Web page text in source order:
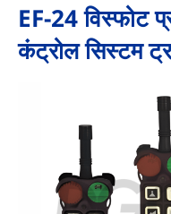
EF-24 विस्फोट
कंट्रोल सिस्टम